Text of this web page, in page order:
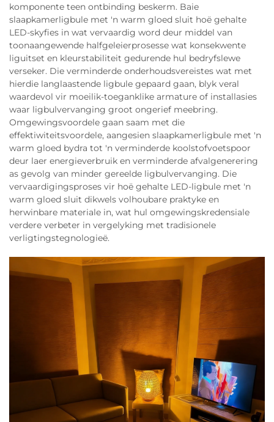
komponente teen ontbinding beskerm. Baie
slaapkamerligbule met 'n warm gloed sluit hoë gehalte
LED-skyfies in wat vervaardig word deur middel van
toonaangewende halfgeleierprosesse wat konsekwente
liguitset en kleurstabiliteit gedurende hul bedryfslewe
verseker. Die verminderde onderhoudsvereistes wat met
hierdie langlaastende ligbule gepaard gaan, blyk veral
waardevol vir moeilik-toeganklike armature of installasies
waar ligbulvervanging groot ongerief meebring.
Omgewingsvoordele gaan saam met die
effektiwiteitsvoordele, aangesien slaapkamerligbule met 'n
warm gloed bydra tot 'n verminderde koolstofvoetspoor
deur laer energieverbruik en verminderde afvalgenerering
as gevolg van minder gereelde ligbulvervanging. Die
vervaardigingsproses vir hoë gehalte LED-ligbule met 'n
warm gloed sluit dikwels volhoubare praktyke en
herwinbare materiale in, wat hul omgewingskredensiale
verdere verbeter in vergelyking met tradisionele
verligtingstegnologieë.